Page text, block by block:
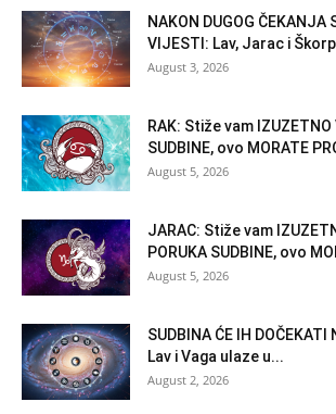
NAKON DUGOG
VIJESTI: Lav, Jarac i
August 3, 2026
RAK: Stiže vam IZUZETNO
SUDBINE, ovo MORATE
August 5, 2026
JARAC: Stiže vam
PORUKA SUDBINE, ovo
August 5, 2026
SUDBINA ĆE IH DOČEKATI
Lav i Vaga ulaze u...
August 2, 2026